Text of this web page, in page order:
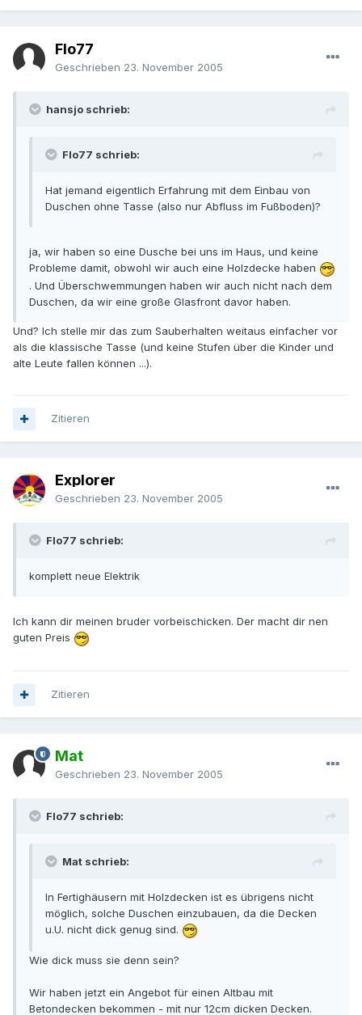
Flo77
Geschrieben 23. November 2005
hansjo schrieb:
Flo77 schrieb:
Hat jemand eigentlich Erfahrung mit dem Einbau von
Duschen ohne Tasse (also nur Abfluss im Fußboden)?
ja, wir haben so eine Dusche bei uns im Haus, und keine
Probleme damit, obwohl wir auch eine Holzdecke haben
. Und Überschwemmungen haben wir auch nicht nach dem
Duschen, da wir eine große Glasfront davor haben.
Und? Ich stelle mir das zum Sauberhalten weitaus einfacher vor
als die klassische Tasse (und keine Stufen über die Kinder und
alte Leute fallen können ...).
Zitieren
Explorer
Geschrieben 23. November 2005
Flo77 schrieb:
komplett neue Elektrik
Ich kann dir meinen bruder vorbeischicken. Der macht dir nen
guten Preis
Zitieren
Mat
Geschrieben 23. November 2005
Flo77 schrieb:
Mat schrieb:
In Fertighäusern mit Holzdecken ist es übrigens nicht
möglich, solche Duschen einzubauen, da die Decken
u.U. nicht dick genug sind.
Wie dick muss sie denn sein?
Wir haben jetzt ein Angebot für einen Altbau mit
Betondecken bekommen - mit nur 12cm dicken Decken.